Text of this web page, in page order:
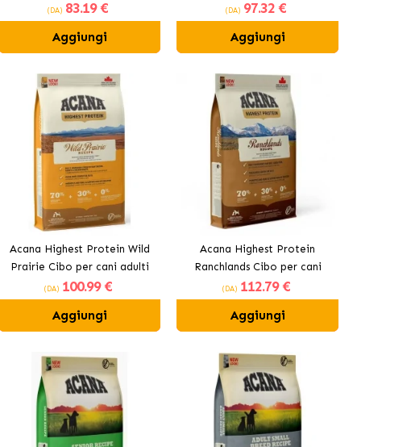
(DA) 83.19 €
Aggiungi
(DA) 97.32 €
Aggiungi
Acana Highest Protein Wild
Prairie Cibo per cani adulti
(DA) 100.99 €
Aggiungi
Acana Highest Protein
Ranchlands Cibo per cani
(DA) 112.79 €
Aggiungi